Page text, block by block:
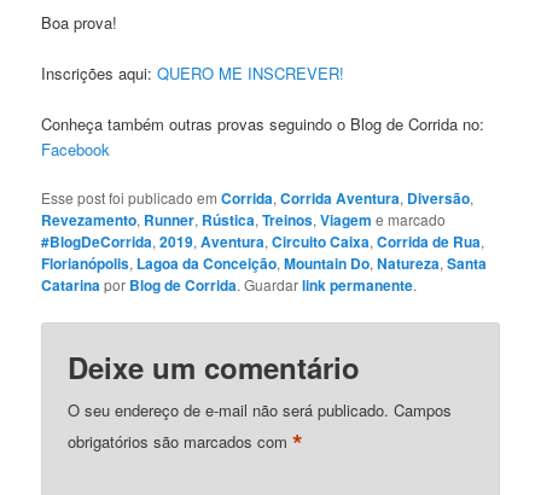
Boa prova!
Inscrições aqui:QUERO ME INSCREVER!
Conheça também outras provas seguindo o Blog de Corrida no:
Facebook
Esse post foi publicado emCorrida,Corrida Aventura, Diversão,
Revezamento, Runner, Rústica,Treinos,Viagem e marcado
#BlogDeCorrida,2019,Aventura,Circuito Caixa,Corrida de Rua,
Florianópolis, Lagoa da Conceição,Mountain Do,Natureza,Santa
Catarinapor Blog de Corrida. Guardarlink permanente.
Deixe um comentário
O seu endereço de e-mail não será publicado. Campos
obrigatórios são marcados com*